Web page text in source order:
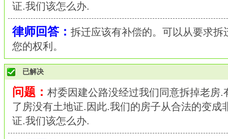
证.我们该怎么办.
律师回答： 拆迁应该有补偿的。可以从要求拆
您的权利。
已解决
问题： 村委因建公路没经过我们同意拆掉老房.
了房没有土地证.因此.我们的房子从合法的变成
证.我们该怎么办.